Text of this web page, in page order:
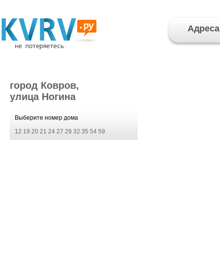
Адреса
город Ковров,
улица Ногина
Выберите номер дома
12 19 20 21 24 27 29 32 35 54 59